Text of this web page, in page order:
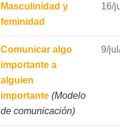
Masculinidad y
feminidad
16/
Comunicar algo
importante a
alguien
importante (Modelo
de comunicación)
9/